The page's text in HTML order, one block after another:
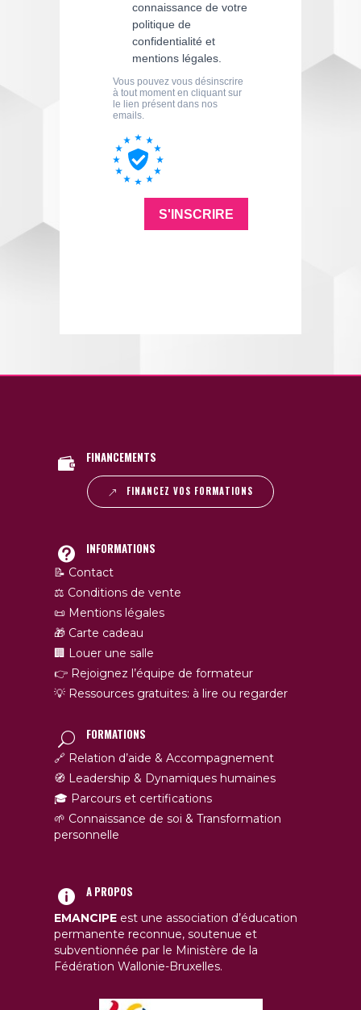
FINANCEMENTS
FINANCEZ VOS FORMATIONS
INFORMATIONS
📝 Contact
⚖️ Conditions de vente
📜 Mentions légales
🎁 Carte cadeau
🏢 Louer une salle
👉 Rejoignez l’équipe de formateur
💡 Ressources gratuites: à lire ou regarder
FORMATIONS
🔗 Relation d’aide & Accompagnement
🧭 Leadership & Dynamiques humaines
🎓 Parcours et certifications
🌱 Connaissance de soi & Transformation
personnelle
A PROPOS
EMANCIPE est une association d’éducation
permanente reconnue, soutenue et
subventionnée par le Ministère de la
Fédération Wallonie-Bruxelles.